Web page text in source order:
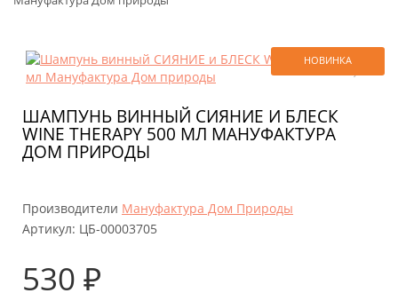
НОВИНКА
ШАМПУНЬ ВИННЫЙ СИЯНИЕ И БЛЕСК
WINE THERAPY 500 МЛ МАНУФАКТУРА
ДОМ ПРИРОДЫ
Производители Мануфактура Дом Природы
Артикул: ЦБ-00003705
530 ₽